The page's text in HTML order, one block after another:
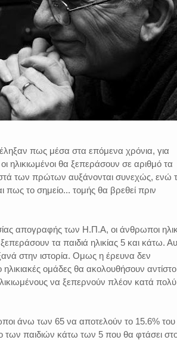
πως μέσα στα επόμενα χρόνια, για
ηλικιωμένοι θα ξεπεράσουν σε αριθμό τα
των πρώτων αυξάνονται συνεχώς, ενώ
πως το σημείο... τομής θα βρεθεί πριν
απογραφής των Η.Π.Α, οι άνθρωποι
τα παιδιά ηλικίας 5 και κάτω.
στην ιστορία. Ομως η έρευνα δεν
ομάδες θα ακολουθήσουν
να ξεπερνούν πλέον κατά πολύ
άνω των 65 να αποτελούν το 15.6% του
παιδιών κάτω των 5 που θα φτάσει